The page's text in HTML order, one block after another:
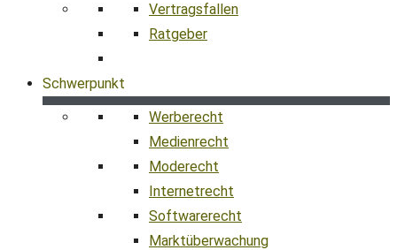
Vertragsfallen
Ratgeber
Schwerpunkt
Werberecht
Medienrecht
Moderecht
Internetrecht
Softwarerecht
Marktüberwachung